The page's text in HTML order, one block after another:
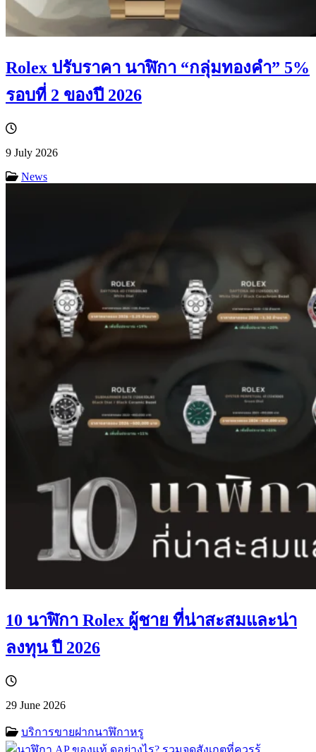
Rolex ปรับราคา นาฬิกา “กลุ่มทองคำ” 5%
รอบที่ 2 ของปี 2026
9 July 2026
News
10 นาฬิกา Rolex ผู้ชาย ที่น่าสะสมและน่า
ลงทุน ปี 2026
29 June 2026
บริการขายฝากนาฬิกาหรู